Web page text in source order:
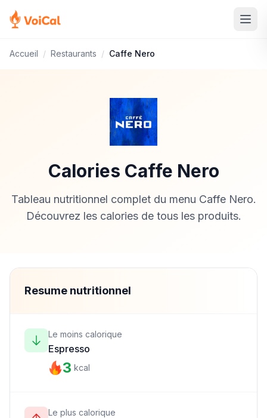
Accueil / Restaurants / Caffe Nero
Calories Caffe Nero
Tableau nutritionnel complet du menu Caffe Nero.
Découvrez les calories de tous les produits.
Resume nutritionnel
Le moins calorique
Espresso
3 kcal
Le plus calorique